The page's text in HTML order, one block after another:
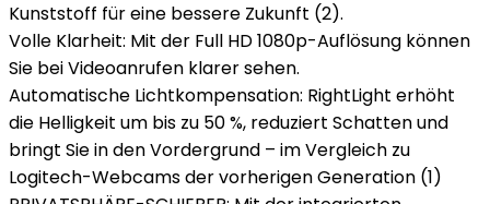
Kunststoff für eine bessere Zukunft (2).
Volle Klarheit: Mit der Full HD 1080p-Auflösung können
Sie bei Videoanrufen klarer sehen.
Automatische Lichtkompensation: RightLight erhöht
die Helligkeit um bis zu 50 %, reduziert Schatten und
bringt Sie in den Vordergrund – im Vergleich zu
Logitech-Webcams der vorherigen Generation (1)